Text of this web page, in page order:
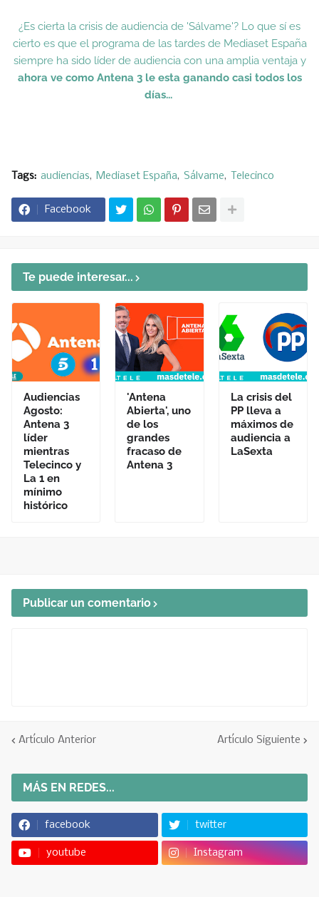
¿Es cierta la crisis de audiencia de 'Sálvame'? Lo que sí es
cierto es que el programa de las tardes de Mediaset España
siempre ha sido líder de audiencia con una amplia ventaja y
ahora ve como Antena 3 le esta ganando casi todos los
días...
Tags: audiencias Mediaset España Sálvame Telecinco
Facebook
Te puede interesar...
Audiencias
Agosto:
Antena 3
líder
mientras
Telecinco y
La 1 en
mínimo
histórico
'Antena
Abierta', uno
de los
grandes
fracaso de
Antena 3
La crisis del
PP lleva a
máximos de
audiencia a
LaSexta
Publicar un comentario
Artículo Anterior Artículo Siguiente
MÁS EN REDES...
facebook twitter
youtube Instagram